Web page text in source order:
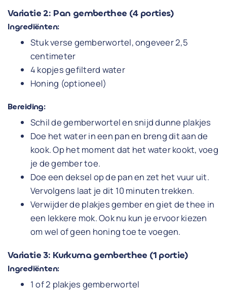
Variatie 2: Pan gemberthee (4 porties)
Ingrediënten:
Stuk verse gemberwortel, ongeveer 2,5
centimeter
4 kopjes gefilterd water
Honing (optioneel)
Bereiding:
Schil de gemberwortel en snijd dunne plakjes
Doe het water in een pan en breng dit aan de
kook. Op het moment dat het water kookt, voeg
je de gember toe.
Doe een deksel op de pan en zet het vuur uit.
Vervolgens laat je dit 10 minuten trekken.
Verwijder de plakjes gember en giet de thee in
een lekkere mok. Ook nu kun je ervoor kiezen
om wel of geen honing toe te voegen.
Variatie 3: Kurkuma gemberthee (1 portie)
Ingrediënten:
1 of 2 plakjes gemberwortel